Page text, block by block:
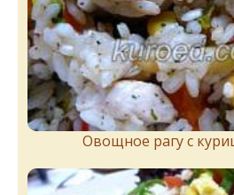
Овощное рагу с